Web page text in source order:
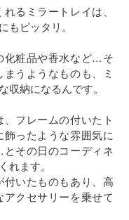
るミラートレイは、
もピッタリ。
化粧品や香水など…そ
うようなものも、ミ
収納になるんです。
フレームの付いたト
ったような雰囲気に
その日のコーディネ
れます。
いたものもあり、高
クセサリーを乗せて